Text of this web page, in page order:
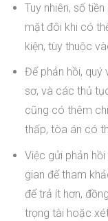
Tuy nhiên, số
mặt đôi khi có
kiện, tùy thuộc
Để phản hồi, quý
sơ, và các thủ
cũng có thêm
thấp, tòa án có
Việc gửi phản
gian để tham
để trả ít hơn,
trọng tài hoặc